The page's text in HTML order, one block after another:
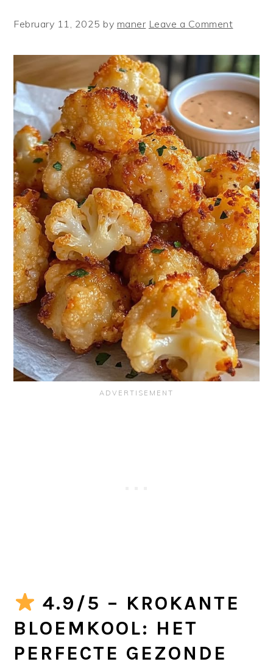
February 11, 2025 by maner Leave a Comment
4.9/5 – KROKANTE
BLOEMKOOL: HET
PERFECTE GEZONDE